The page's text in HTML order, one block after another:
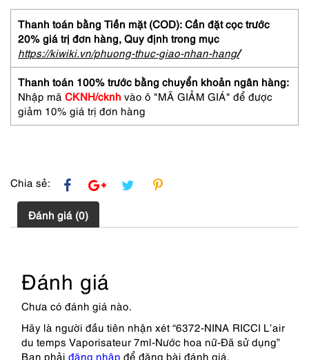
L’air
du
temps
Vaporisateur
7ml-
Nước
hoa
nữ-
Đã
lượng
Thanh toán bằng Tiền mặt (COD): Cần đặt cọc trước
20% giá trị đơn hàng, Quy định trong mục
https://kiwiki.vn/phuong-thuc-giao-nhan-hang/
Thanh toán 100% trước bằng chuyển khoản ngân hàng:
Nhập mã CKNH/cknh vào ô "MÃ GIẢM GIÁ" để được
giảm 10% giá trị đơn hàng
Chia sẻ:
Đánh giá (0)
Đánh giá
Chưa có đánh giá nào.
Hãy là người đầu tiên nhận xét “6372-NINA RICCI L’air
du temps Vaporisateur 7ml-Nước hoa nữ-Đã sử dụng”
Bạn phải đăng nhập để đăng bài đánh giá.